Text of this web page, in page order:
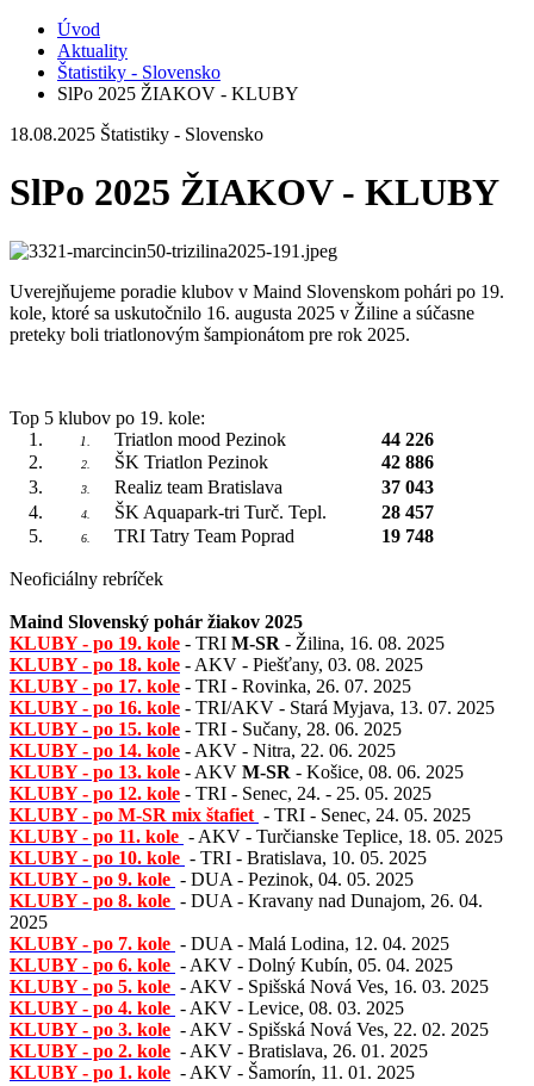
Úvod
Aktuality
Štatistiky - Slovensko
SlPo 2025 ŽIAKOV - KLUBY
18.08.2025 Štatistiky - Slovensko
SlPo 2025 ŽIAKOV - KLUBY
Uverejňujeme poradie klubov v Maind Slovenskom pohári po 19.
kole, ktoré sa uskutočnilo 16. augusta 2025 v Žiline a súčasne
preteky boli triatlonovým šampionátom pre rok 2025.
Top 5 klubov po 19. kole:
1.
1. Triatlon mood Pezinok
44 226
2.
2. ŠK Triatlon Pezinok
42 886
3.
3. Realiz team Bratislava
37 043
4.
4. ŠK Aquapark-tri Turč. Tepl.
28 457
5.
6. TRI Tatry Team Poprad 19 748
Neoficiálny rebríček
Maind Slovenský pohár žiakov 2025
KLUBY - po 19. kole - TRI M-SR - Žilina, 16. 08. 2025
KLUBY - po 18. kole - AKV - Piešťany, 03. 08. 2025
KLUBY - po 17. kole - TRI - Rovinka, 26. 07. 2025
KLUBY - po 16. kole - TRI/AKV - Stará Myjava, 13. 07. 2025
KLUBY - po 15. kole - TRI - Sučany, 28. 06. 2025
KLUBY - po 14. kole - AKV - Nitra, 22. 06. 2025
KLUBY - po 13. kole - AKV M-SR - Košice, 08. 06. 2025
KLUBY - po 12. kole - TRI - Senec, 24. - 25. 05. 2025
KLUBY - po M-SR mix štafiet - TRI - Senec, 24. 05. 2025
KLUBY - po 11. kole - AKV - Turčianske Teplice, 18. 05. 2025
KLUBY - po 10. kole - TRI - Bratislava, 10. 05. 2025
KLUBY - po 9. kole - DUA - Pezinok, 04. 05. 2025
KLUBY - po 8. kole - DUA - Kravany nad Dunajom, 26. 04.
2025
KLUBY - po 7. kole - DUA - Malá Lodina, 12. 04. 2025
KLUBY - po 6. kole - AKV - Dolný Kubín, 05. 04. 2025
KLUBY - po 5. kole - AKV - Spišská Nová Ves, 16. 03. 2025
KLUBY - po 4. kole - AKV - Levice, 08. 03. 2025
KLUBY - po 3. kole - AKV - Spišská Nová Ves, 22. 02. 2025
KLUBY - po 2. kole - AKV - Bratislava, 26. 01. 2025
KLUBY - po 1. kole - AKV - Šamorín, 11. 01. 2025